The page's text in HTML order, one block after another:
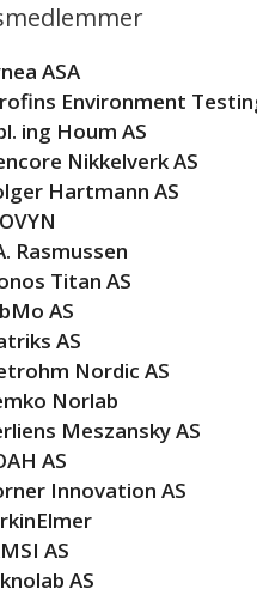
ASA
Environment
ing Houm AS
Nikkelverk AS
Hartmann AS
Rasmussen
Titan AS
AS
AS
Nordic AS
Norlab
Meszansky AS
AS
Innovation AS
AS
AS